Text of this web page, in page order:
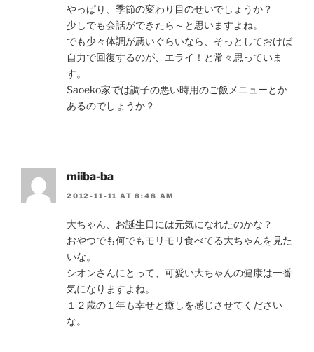
やっぱり、季節の変わり目のせいでしょうか？
少しでも会話ができたら～と思いますよね。
でも少々体調が悪いぐらいなら、そっとしておけば
自力で回復するのが、エライ！と常々思っていま
す。
Saoeko家では調子の悪い時用のご飯メニューとか
あるのでしょうか？
miiba-ba
2012-11-11 AT 8:48 AM
大ちゃん、お誕生日には元気になれたのかな？
おやつでも何でもモリモリ食べてる大ちゃんを見た
いな。
シオンさんにとって、可愛い大ちゃんの健康は一番
気になりますよね。
１２歳の１年も幸せと癒しを感じさせてください
な。